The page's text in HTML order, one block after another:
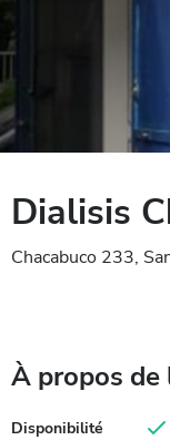
Dialisis
Chacabuco 233,
À propos
Disponibilité